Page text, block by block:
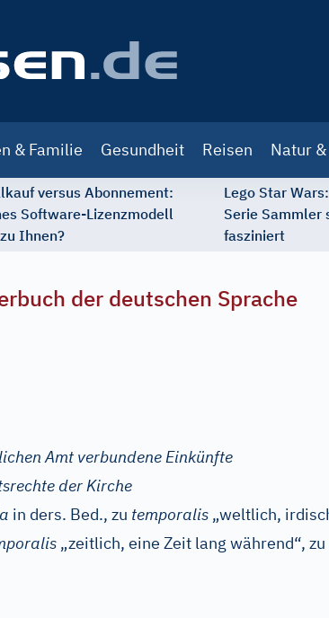
& Familie Gesundheit Reisen Natur
versus Abonnement:
Software-Lizenzmodell
Ihnen?
Lego Star
Serie Sammler
fasziniert
der deutschen Sprache
Amt verbundene Einkünfte
der Kirche
in ders. Bed., zu temporalis „weltlich,
„zeitlich, eine Zeit lang während“, zu